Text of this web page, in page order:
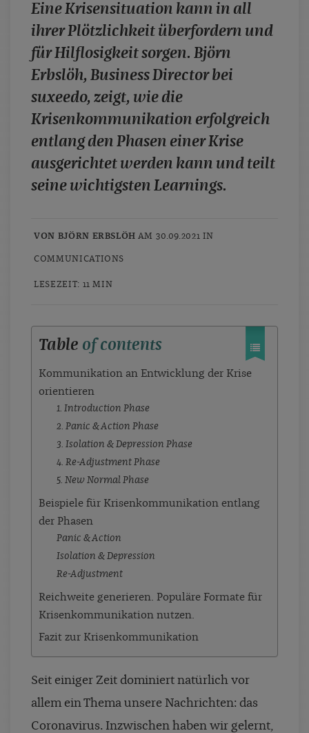
case studies
whitepaper
branchen
contact
Eine Krisensituation kann in all
ihrer Plötzlichkeit überfordern und
für Hilflosigkeit sorgen. Björn
Erbslöh, Business Director bei
suxeedo, zeigt, wie die
Krisenkommunikation erfolgreich
entlang den Phasen einer Krise
ausgerichtet werden kann und teilt
seine wichtigsten Learnings.
VON BJÖRN ERBSLÖH AM 30.09.2021 IN
COMMUNICATIONS
LESEZEIT: 11 MIN
Table of contents
Kommunikation an Entwicklung der Krise
orientieren
1. Introduction Phase
2. Panic & Action Phase
3. Isolation & Depression Phase
4. Re-Adjustment Phase
5. New Normal Phase
Beispiele für Krisenkommunikation entlang
der Phasen
Panic & Action
Isolation & Depression
Re-Adjustment
Reichweite generieren. Populäre Formate für
Krisenkommunikation nutzen.
Fazit zur Krisenkommunikation
Seit einiger Zeit dominiert natürlich vor
allem ein Thema unsere Nachrichten: das
Coronavirus. Inzwischen haben wir gelernt,